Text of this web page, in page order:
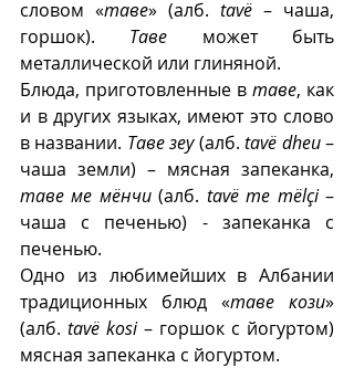
словом «таве» (алб. tavë – чаша,
горшок). Таве может быть
металлической или глиняной.
Блюда, приготовленные в таве, как
и в других языках, имеют это слово
в названии. Таве зеу (алб. tavë dheu –
таве ме мëнчи (алб. tavë me mëlçi –
чаша с печенью) - запеканка с
печенью.
Одно из любимейших в Албании
традиционных блюд «таве кози»
(алб. tavë kosi – горшок с йогуртом)
мясная запеканка с йогуртом.